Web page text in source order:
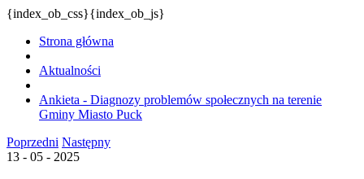
{index_ob_css}{index_ob_js}
Strona główna
Aktualności
Ankieta - Diagnozy problemów społecznych na terenie
Gminy Miasto Puck
Poprzedni Następny
13 - 05 - 2025